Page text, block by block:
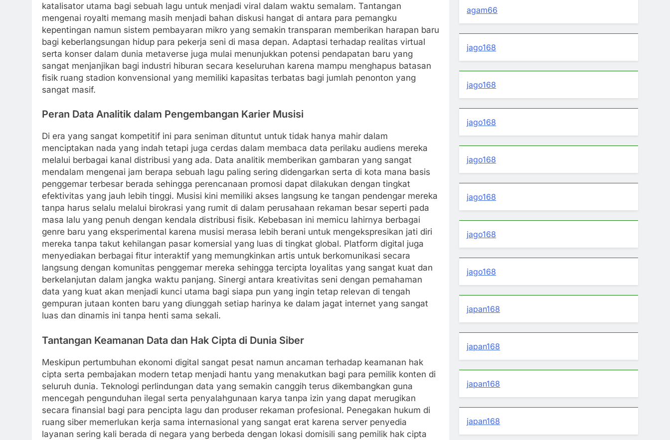
katalisator utama bagi sebuah lagu untuk menjadi viral dalam waktu semalam. Tantangan
mengenai royalti memang masih menjadi bahan diskusi hangat di antara para pemangku
kepentingan namun sistem pembayaran mikro yang semakin transparan memberikan harapan baru
bagi keberlangsungan hidup para pekerja seni di masa depan. Adaptasi terhadap realitas virtual
serta konser dalam dunia metaverse juga mulai menunjukkan potensi pendapatan baru yang
sangat menjanjikan bagi industri hiburan secara keseluruhan karena mampu menghapus batasan
fisik ruang stadion konvensional yang memiliki kapasitas terbatas bagi jumlah penonton yang
sangat masif.
Peran Data Analitik dalam Pengembangan Karier Musisi
Di era yang sangat kompetitif ini para seniman dituntut untuk tidak hanya mahir dalam
menciptakan nada yang indah tetapi juga cerdas dalam membaca data perilaku audiens mereka
melalui berbagai kanal distribusi yang ada. Data analitik memberikan gambaran yang sangat
mendalam mengenai jam berapa sebuah lagu paling sering didengarkan serta di kota mana basis
penggemar terbesar berada sehingga perencanaan promosi dapat dilakukan dengan tingkat
efektivitas yang jauh lebih tinggi. Musisi kini memiliki akses langsung ke tangan pendengar mereka
tanpa harus selalu melalui birokrasi yang rumit di dalam perusahaan rekaman besar seperti pada
masa lalu yang penuh dengan kendala distribusi fisik. Kebebasan ini memicu lahirnya berbagai
genre baru yang eksperimental karena musisi merasa lebih berani untuk mengekspresikan jati diri
mereka tanpa takut kehilangan pasar komersial yang luas di tingkat global. Platform digital juga
menyediakan berbagai fitur interaktif yang memungkinkan artis untuk berkomunikasi secara
langsung dengan komunitas penggemar mereka sehingga tercipta loyalitas yang sangat kuat dan
berkelanjutan dalam jangka waktu panjang. Sinergi antara kreativitas seni dengan pemahaman
data yang kuat akan menjadi kunci utama bagi siapa pun yang ingin tetap relevan di tengah
gempuran jutaan konten baru yang diunggah setiap harinya ke dalam jagat internet yang sangat
luas dan dinamis ini tanpa henti sama sekali.
Tantangan Keamanan Data dan Hak Cipta di Dunia Siber
Meskipun pertumbuhan ekonomi digital sangat pesat namun ancaman terhadap keamanan hak
cipta serta pembajakan modern tetap menjadi hantu yang menakutkan bagi para pemilik konten di
seluruh dunia. Teknologi perlindungan data yang semakin canggih terus dikembangkan guna
mencegah pengunduhan ilegal serta penyalahgunaan karya tanpa izin yang dapat merugikan
secara finansial bagi para pencipta lagu dan produser rekaman profesional. Penegakan hukum di
ruang siber memerlukan kerja sama internasional yang sangat erat karena server penyedia
layanan sering kali berada di negara yang berbeda dengan lokasi domisili sang pemilik hak cipta
agam66
jago168
jago168
jago168
jago168
jago168
jago168
jago168
japan168
japan168
japan168
japan168